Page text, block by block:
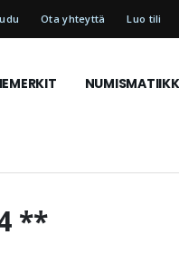
Ota yhteyttä Luo tili
**